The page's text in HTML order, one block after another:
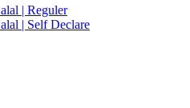
| Reguler
| Self Declare